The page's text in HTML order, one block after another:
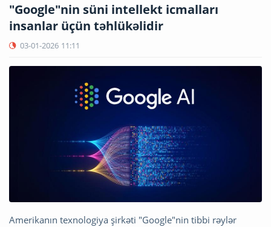
"Google"nin süni intellekt icmalları
insanlar üçün təhlükəlidir
03-01-2026 11:11
Amerikanın texnologiya şirkəti "Google"nin tibbi rəylər